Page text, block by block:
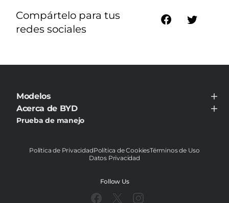
Compártelo para tus
redes sociales
Modelos
BYD TANG
BYD YUAN
BYD SHARK
Acerca de BYD
Acerca de BYD
Prueba de manejo
Política de PrivacidadPolítica de CookiesTérminos de Uso
Datos Privacidad
Follow Us